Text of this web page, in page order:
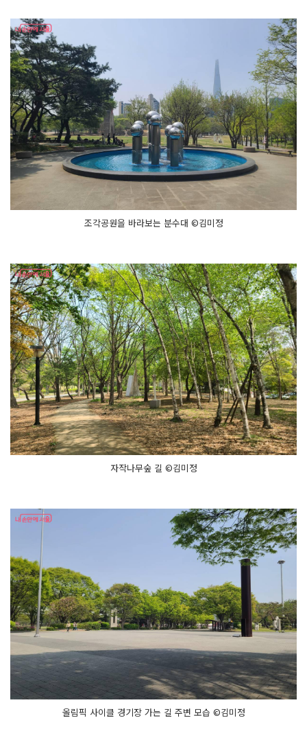
조각공원을 바라보는 분수대 ©김미정
자작나무숲 길 ©김미정
올림픽 사이클 경기장 가는 길 주변 모습 ©김미정